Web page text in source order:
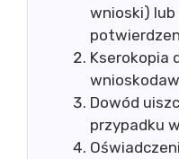
wnioski) lub
Kserokopia
Dowód
przypadku